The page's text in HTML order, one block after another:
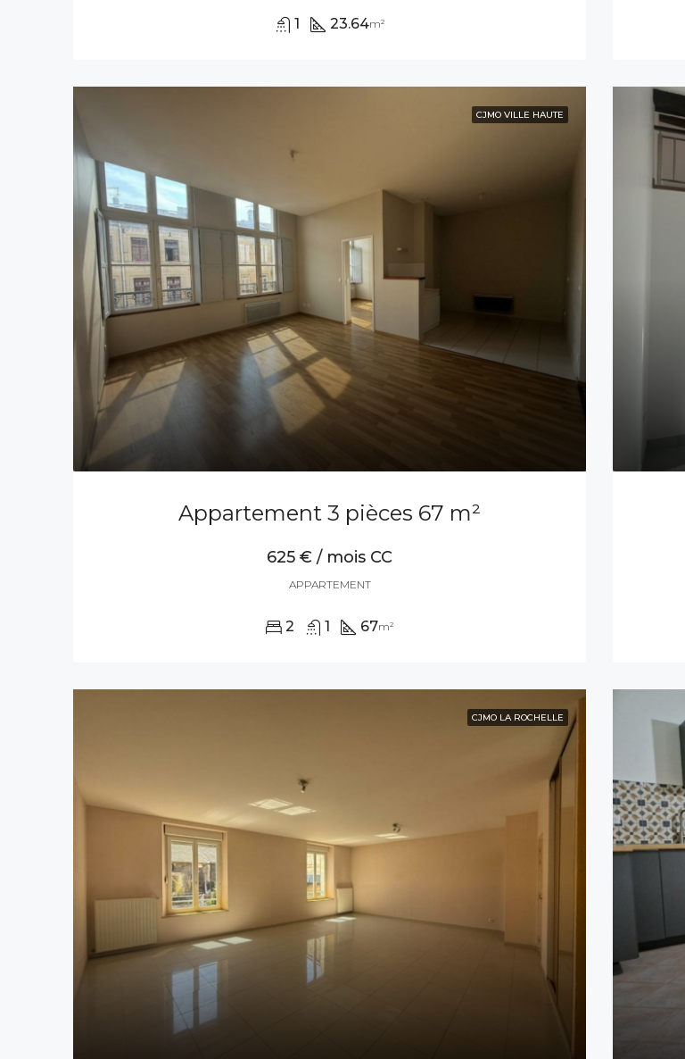
1 23.64m²
CJMO VILLE HAUTE
Appartement 3 pièces 67 m²
625 € / mois CC
APPARTEMENT
2 1 67m²
CJMO LA ROCHELLE